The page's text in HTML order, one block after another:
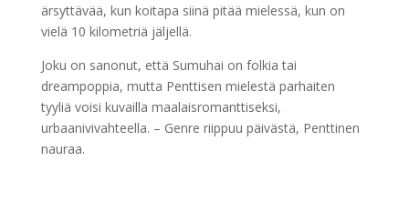
ärsyttävää, kun koitapa siinä pitää mielessä, kun on
vielä 10 kilometriä jäljellä.
Joku on sanonut, että Sumuhai on folkia tai
dreampoppia, mutta Penttisen mielestä parhaiten
tyyliä voisi kuvailla maalaisromanttiseksi,
urbaanivivahteella. – Genre riippuu päivästä, Penttinen
nauraa.